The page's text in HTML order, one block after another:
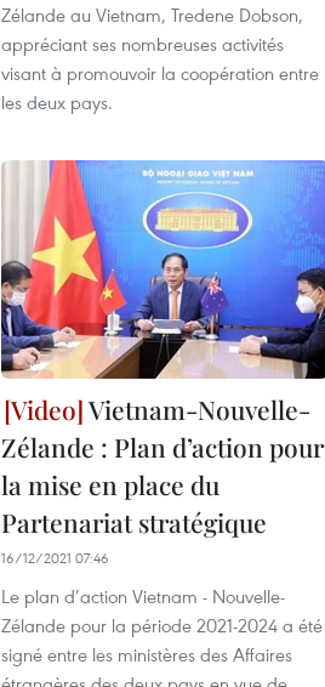
Zélande au Vietnam, Tredene Dobson,
appréciant ses nombreuses activités
visant à promouvoir la coopération entre
les deux pays.
Vietnam-Nouvelle-
Zélande : Plan d’action pour
la mise en place du
Partenariat stratégique
16/12/2021 07:46
Le plan d’action Vietnam - Nouvelle-
Zélande pour la période 2021-2024 a été
signé entre les ministères des Affaires